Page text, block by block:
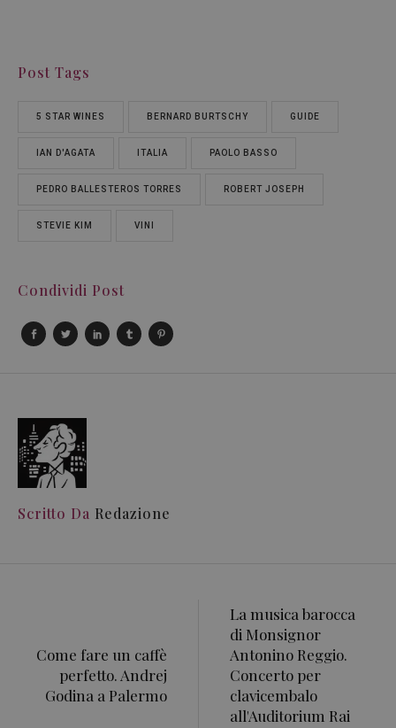
Post Tags
5 STAR WINES BERNARD BURTSCHY GUIDE
IAN D'AGATA ITALIA PAOLO BASSO
PEDRO BALLESTEROS TORRES ROBERT JOSEPH
STEVIE KIM VINI
Condividi Post
Scritto Da Redazione
Come fare un caffè
perfetto. Andrej
Godina a Palermo
La musica barocca
di Monsignor
Antonino Reggio.
Concerto per
clavicembalo
all'Auditorium Rai